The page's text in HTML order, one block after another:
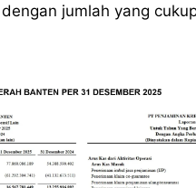
jumlah yang